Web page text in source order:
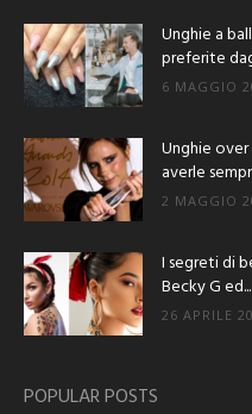
Unghie a
preferite
6 MAGGIO
Unghie
averle
2 MAGGIO
I segreti di
Becky G ed...
26 APRILE
POPULAR POSTS